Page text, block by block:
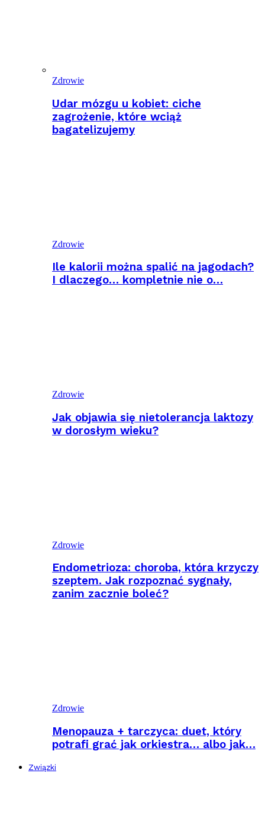
Zdrowie
Udar mózgu u kobiet: ciche
zagrożenie, które wciąż
bagatelizujemy
Zdrowie
Ile kalorii można spalić na jagodach?
I dlaczego… kompletnie nie o…
Zdrowie
Jak objawia się nietolerancja laktozy
w dorosłym wieku?
Zdrowie
Endometrioza: choroba, która krzyczy
szeptem. Jak rozpoznać sygnały,
zanim zacznie boleć?
Zdrowie
Menopauza + tarczyca: duet, który
potrafi grać jak orkiestra… albo jak…
Związki